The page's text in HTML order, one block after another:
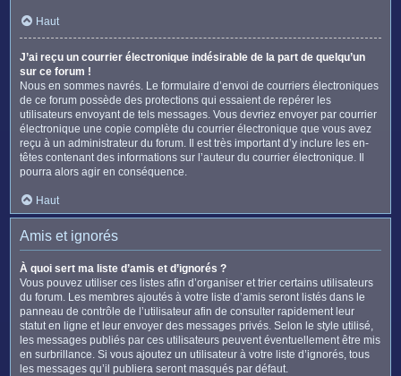
Haut
J’ai reçu un courrier électronique indésirable de la part de quelqu’un
sur ce forum !
Nous en sommes navrés. Le formulaire d’envoi de courriers électroniques
de ce forum possède des protections qui essaient de repérer les
utilisateurs envoyant de tels messages. Vous devriez envoyer par courrier
électronique une copie complète du courrier électronique que vous avez
reçu à un administrateur du forum. Il est très important d’y inclure les en-
têtes contenant des informations sur l’auteur du courrier électronique. Il
pourra alors agir en conséquence.
Haut
Amis et ignorés
À quoi sert ma liste d’amis et d’ignorés ?
Vous pouvez utiliser ces listes afin d’organiser et trier certains utilisateurs
du forum. Les membres ajoutés à votre liste d’amis seront listés dans le
panneau de contrôle de l’utilisateur afin de consulter rapidement leur
statut en ligne et leur envoyer des messages privés. Selon le style utilisé,
les messages publiés par ces utilisateurs peuvent éventuellement être mis
en surbrillance. Si vous ajoutez un utilisateur à votre liste d’ignorés, tous
les messages qu’il publiera seront masqués par défaut.